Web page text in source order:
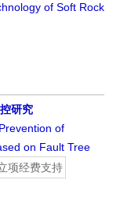
of Soft Rock
研究
of
on Fault Tree
项经费支持